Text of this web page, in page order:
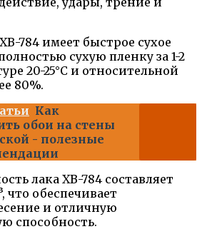
784 имеет быстрое сухое
сухую пленку за 1-2
20-25°C и относительной
80%.
Как
обои на стены
- полезные
лака ХВ-784 составляет
что обеспечивает
и отличную
способность.